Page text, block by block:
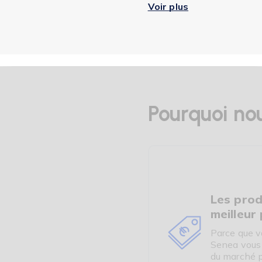
Voir plus
Pourquoi
Les
meilleur
Parce que
Senea
du marché